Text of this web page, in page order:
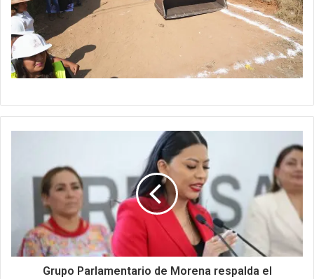
Grupo Parlamentario de Morena respalda el